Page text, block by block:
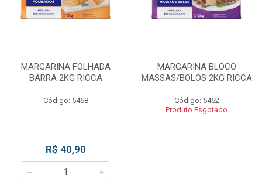
MARGARINA FOLHADA
BARRA 2KG RICCA
Código: 5468
R$ 40,90
MARGARINA BLOCO
MASSAS/BOLOS 2KG RICCA
Código: 5462
Produto Esgotado